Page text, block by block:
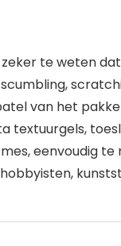
te weten
van het
textuurgels,
eenvoudig te